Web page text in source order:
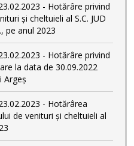
- Hotărâre privind
și cheltuieli al S.C. JUD
pe anul 2023
- Hotărâre privind
la data de 30.09.2022
Argeș
- Hotărârea
de venituri și cheltuieli al